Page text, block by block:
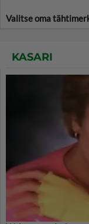
Valitse oma
KASARI